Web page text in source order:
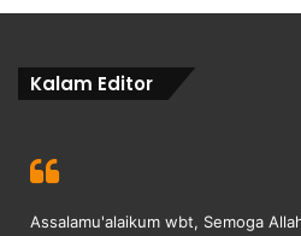
Kalam Editor
Assalamu'alaikum wbt, Semoga